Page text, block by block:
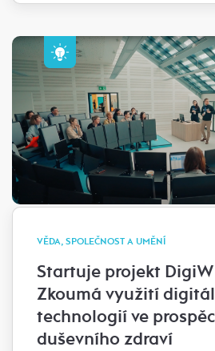
VĚDA, SPOLEČNOST A UMĚNÍ
Startuje projekt
Zkoumá využití
technologií ve
duševního zdraví